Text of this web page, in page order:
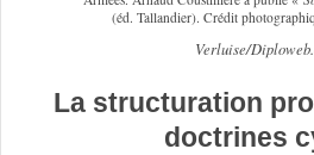
(éd. Tallandier). Crédit
Verluise/
La structuration
doctrines